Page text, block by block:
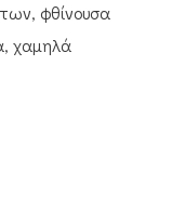
φθίνουσα
χαμηλά